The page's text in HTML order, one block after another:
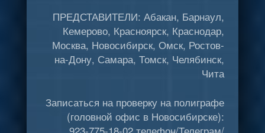
ПРЕДСТАВИТЕЛИ: Абакан, Барнаул,
Кемерово, Красноярск, Краснодар,
Москва, Новосибирск, Омск, Ростов-
на-Дону, Самара, Томск, Челябинск,
Чита
Записаться на проверку на полиграфе
(головной офис в Новосибирске):